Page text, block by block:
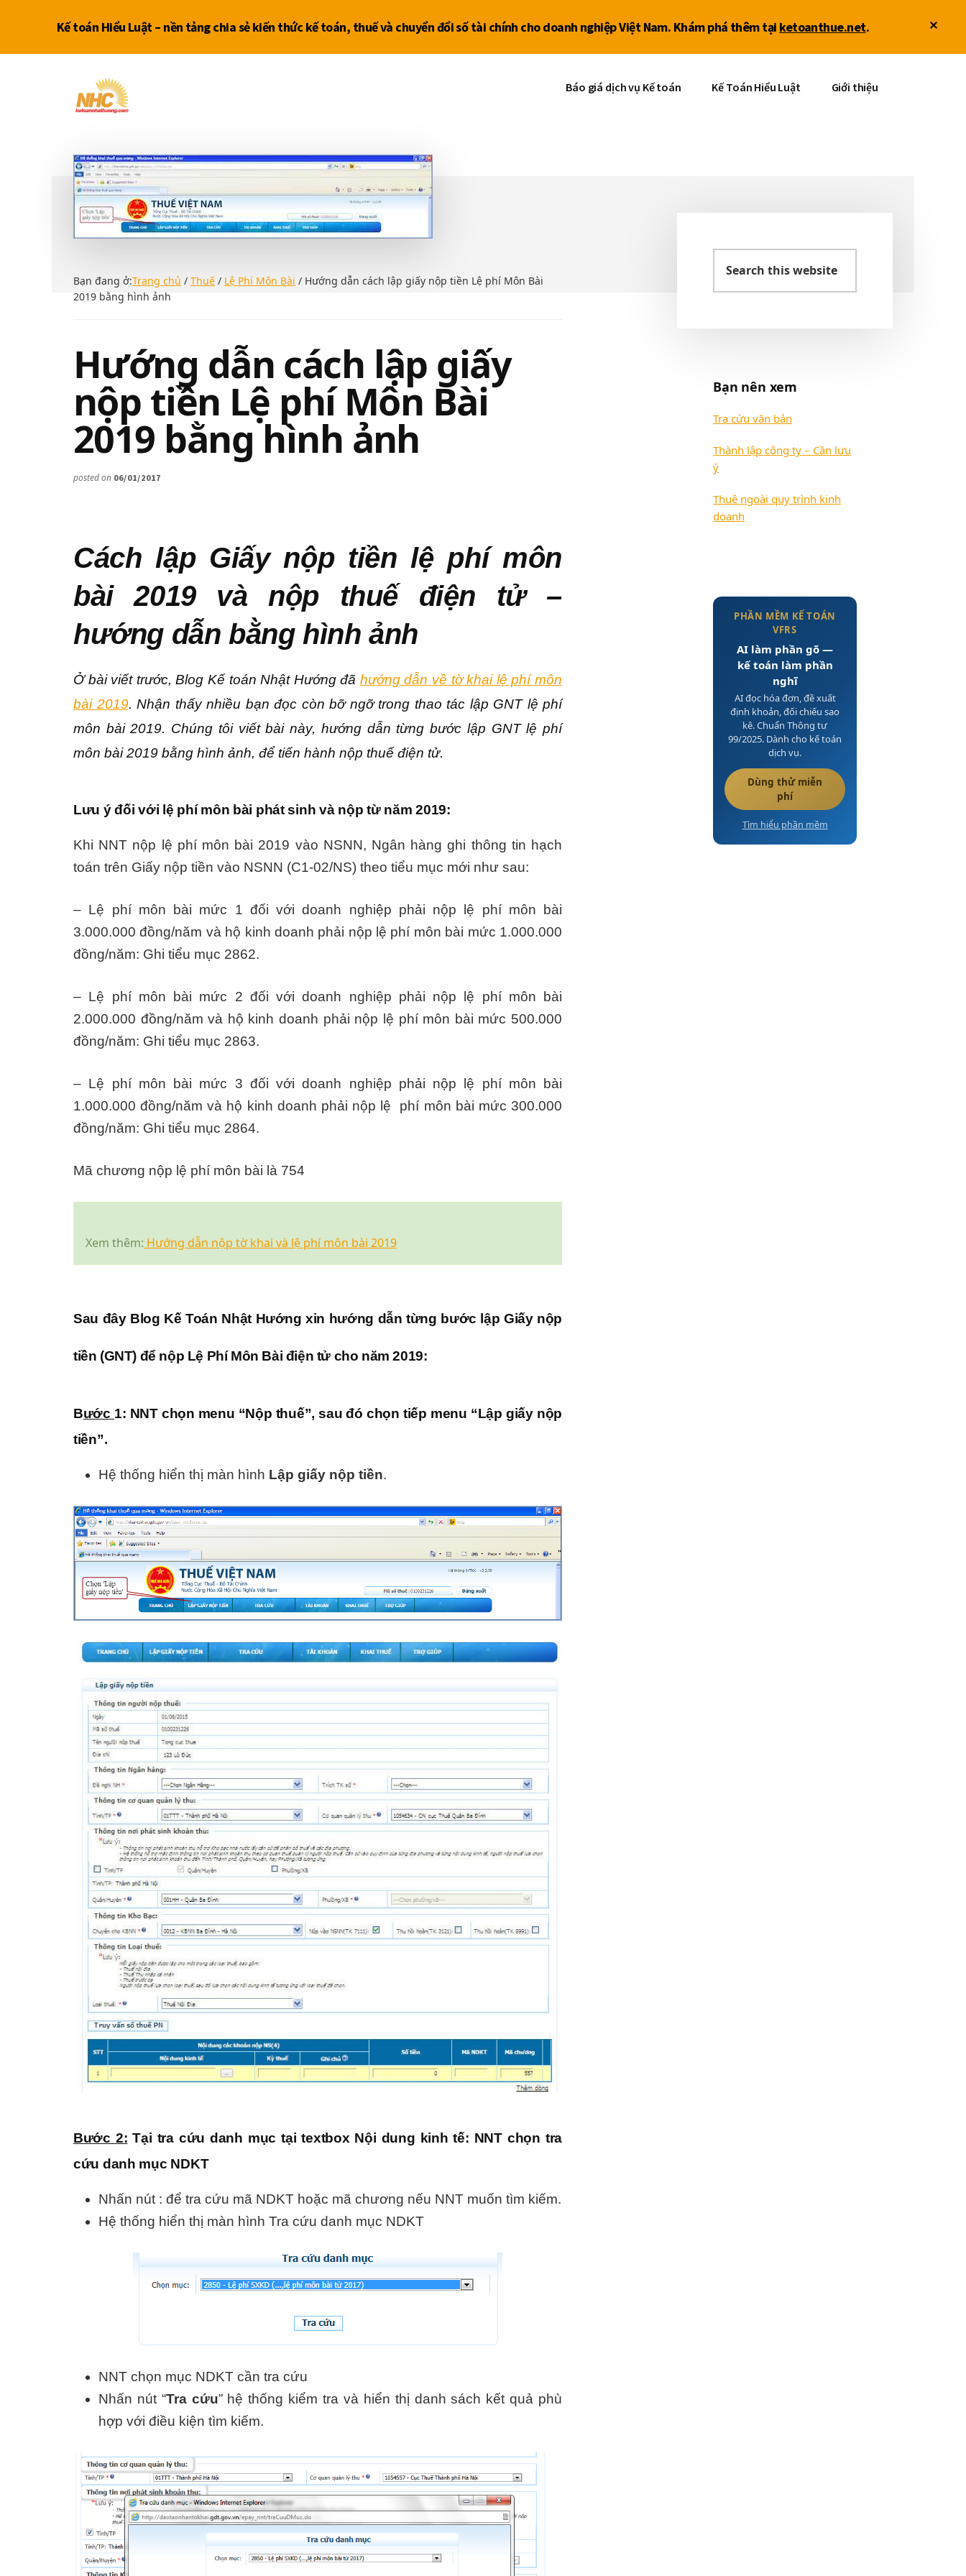
content
sidebar
Kế toán Hiểu Luật – nền tảng chia sẻ kiến thức kế toán, thuế và chuyển đổi số tài chính cho doanh nghiệp Việt Nam. Khám phá thêm tại ketoanthue.net.
Additional
menuvụ
kế
ĐB
SCL
Báo giá dịch vụ Kế toán Kế Toán Hiểu Luật Giới thiệu
Bạn đang ở:Trang chủ / Thuế / Lệ Phí Môn Bài / Hướng dẫn cách lập giấy nộp tiền Lệ phí Môn Bài
2019 bằng hình ảnh
Hướng dẫn cách lập giấy
nộp tiền Lệ phí Môn Bài
2019 bằng hình ảnh
posted on 06/01/2017
Cách lập Giấy nộp tiền lệ phí môn
bài 2019 và nộp thuế điện tử –
hướng dẫn bằng hình ảnh
Ở bài viết trước, Blog Kế toán Nhật Hướng đã hướng dẫn về tờ khai lệ phí môn
bài 2019. Nhận thấy nhiều bạn đọc còn bỡ ngỡ trong thao tác lập GNT lệ phí
môn bài 2019. Chúng tôi viết bài này, hướng dẫn từng bước lập GNT lệ phí
môn bài 2019 bằng hình ảnh, để tiến hành nộp thuế điện tử.
Lưu ý đối với lệ phí môn bài phát sinh và nộp từ năm 2019:
Khi NNT nộp lệ phí môn bài 2019 vào NSNN, Ngân hàng ghi thông tin hạch
toán trên Giấy nộp tiền vào NSNN (C1-02/NS) theo tiểu mục mới như sau:
– Lệ phí môn bài mức 1 đối với doanh nghiệp phải nộp lệ phí môn bài
3.000.000 đồng/năm và hộ kinh doanh phải nộp lệ phí môn bài mức 1.000.000
đồng/năm: Ghi tiểu mục 2862.
– Lệ phí môn bài mức 2 đối với doanh nghiệp phải nộp lệ phí môn bài
2.000.000 đồng/năm và hộ kinh doanh phải nộp lệ phí môn bài mức 500.000
đồng/năm: Ghi tiểu mục 2863.
– Lệ phí môn bài mức 3 đối với doanh nghiệp phải nộp lệ phí môn bài
1.000.000 đồng/năm và hộ kinh doanh phải nộp lệ phí môn bài mức 300.000
đồng/năm: Ghi tiểu mục 2864.
Mã chương nộp lệ phí môn bài là 754
Xem thêm: Hướng dẫn nộp tờ khai và lệ phí môn bài 2019
Sau đây Blog Kế Toán Nhật Hướng xin hướng dẫn từng bước lập Giấy nộp
tiền (GNT) để nộp Lệ Phí Môn Bài điện tử cho năm 2019:
Bước 1: NNT chọn menu “Nộp thuế”, sau đó chọn tiếp menu “Lập giấy nộp
tiền”.
Hệ thống hiển thị màn hình Lập giấy nộp tiền.
Bước 2: Tại tra cứu danh mục tại textbox Nội dung kinh tế: NNT chọn tra
cứu danh mục NDKT
Nhấn nút : để tra cứu mã NDKT hoặc mã chương nếu NNT muốn tìm kiếm.
Hệ thống hiển thị màn hình Tra cứu danh mục NDKT
NNT chọn mục NDKT cần tra cứu
Nhấn nút “Tra cứu” hệ thống kiểm tra và hiển thị danh sách kết quả phù
hợp với điều kiện tìm kiếm.
Sidebar
this
website
Bạn nên xem
Tra cứu văn bản
Thành lập công ty – Cần lưu
ý
Thuê ngoài quy trình kinh
doanh
PHẦN MỀM KẾ TOÁN
VFRS
AI làm phần gõ —
kế toán làm phần
nghĩ
AI đọc hóa đơn, đề xuất
định khoản, đối chiếu sao
kê. Chuẩn Thông tư
99/2025. Dành cho kế toán
dịch vụ.
Dùng thử miễn
phí
Tìm hiểu phần mềm